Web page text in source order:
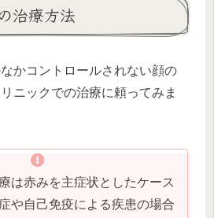
治療方法
かコントロールされない顔の
ニックでの治療に頼ってみま
は赤みを主症状としたケース
や自己免疫による疾患の場合